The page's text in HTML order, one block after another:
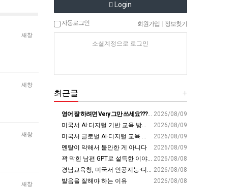
새창
새창
새창
새창
Login
자동로그인 회원가입 정보찾기
소셜계정으로 로그인
+
최근글
2026/08/09
영어 잘 하려면 Very 그만 쓰세요????‍♂️
2026/08/09
미국서 AI·디지털 기반 교육 방안 모색 - 경남매일
2026/08/09
미국서 글로벌 AI·디지털 교육 해법 찾는다 - 경남일보
2026/08/09
멘탈이 약해서 불안한 게 아니다
2026/08/08
꽉 막힌 남편 GPT로 설득한 이야기
2026/08/08
경남교육청, 미국서 인공지능·디지털 교육혁신 방안 모색 - 웹이코노미
2026/08/08
발음을 잘해야 하는 이유